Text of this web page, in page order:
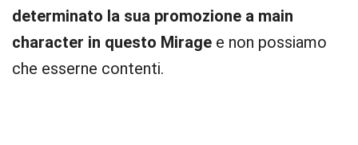
determinato la sua promozione a main
character in questo Mirage e non possiamo
che esserne contenti.